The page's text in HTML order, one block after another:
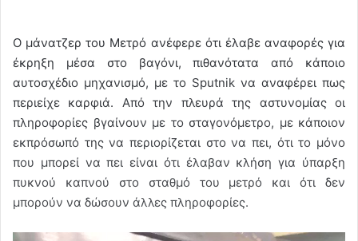
Ο μάνατζερ του Μετρό ανέφερε ότι έλαβε αναφορές για
έκρηξη μέσα στο βαγόνι, πιθανότατα από κάποιο
αυτοσχέδιο μηχανισμό, με το Sputnik να αναφέρει πως
περιείχε καρφιά. Από την πλευρά της αστυνομίας οι
πληροφορίες βγαίνουν με το σταγονόμετρο, με κάποιον
εκπρόσωπό της να περιορίζεται στο να πει, ότι το μόνο
που μπορεί να πει είναι ότι έλαβαν κλήση για ύπαρξη
πυκνού καπνού στο σταθμό του μετρό και ότι δεν
μπορούν να δώσουν άλλες πληροφορίες.